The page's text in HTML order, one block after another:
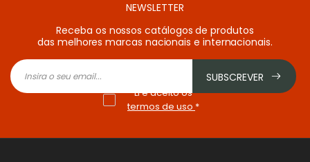
NEWSLETTER
Receba os nossos catálogos de produtos
das melhores marcas nacionais e internacionais.
SUBSCREVER
Li e aceito os
termos de uso *